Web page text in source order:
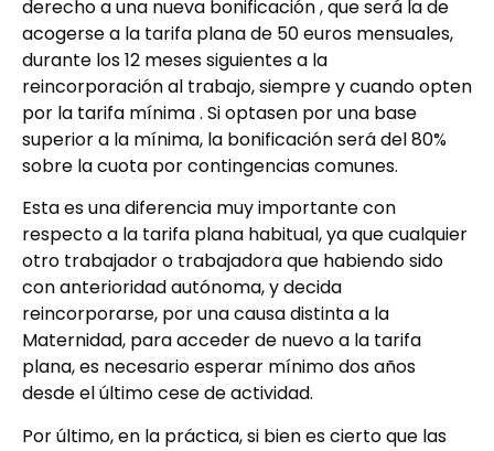
derecho a una nueva bonificación , que será la de
acogerse a la tarifa plana de 50 euros mensuales,
durante los 12 meses siguientes a la
reincorporación al trabajo, siempre y cuando opten
por la tarifa mínima . Si optasen por una base
superior a la mínima, la bonificación será del 80%
sobre la cuota por contingencias comunes.
Esta es una diferencia muy importante con
respecto a la tarifa plana habitual, ya que cualquier
otro trabajador o trabajadora que habiendo sido
con anterioridad autónoma, y decida
reincorporarse, por una causa distinta a la
Maternidad, para acceder de nuevo a la tarifa
plana, es necesario esperar mínimo dos años
desde el último cese de actividad.
Por último, en la práctica, si bien es cierto que las